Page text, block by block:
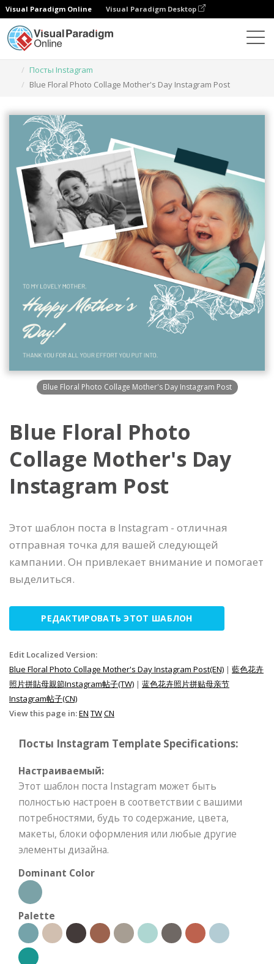
Visual Paradigm Online Visual Paradigm Desktop
Посты Instagram
Blue Floral Photo Collage Mother's Day Instagram Post
Blue Floral Photo Collage Mother's Day Instagram Post
Blue Floral Photo
Collage Mother's Day
Instagram Post
Этот шаблон поста в Instagram - отличная
отправная точка для вашей следующей
кампании. Он привлекает внимание и помогает
выделиться.
РЕДАКТИРОВАТЬ ЭТОТ ШАБЛОН
Edit Localized Version:
Blue Floral Photo Collage Mother's Day Instagram Post(EN) | 藍色花卉
照片拼貼母親節Instagram帖子(TW) | 蓝色花卉照片拼贴母亲节
Instagram帖子(CN)
View this page in:EN TWCN
Посты Instagram Template Specifications:
Настраиваемый:
Этот шаблон поста Instagram может быть
полностью настроен в соответствии с вашими
потребностями, будь то содержание, цвета,
макеты, блоки оформления или любые другие
элементы дизайна.
Dominant Color
Palette